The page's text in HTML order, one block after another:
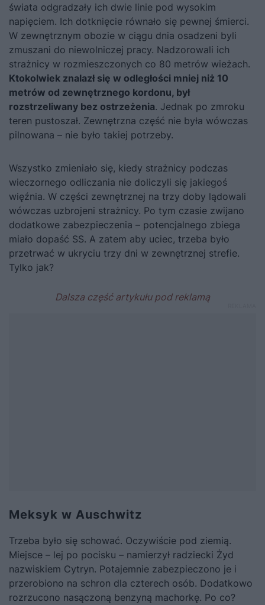
świata odgradzały ich dwie linie pod wysokim
napięciem. Ich dotknięcie równało się pewnej śmierci.
W zewnętrznym obozie w ciągu dnia osadzeni byli
zmuszani do niewolniczej pracy. Nadzorowali ich
strażnicy w rozmieszczonych co 80 metrów wieżach.
Ktokolwiek znalazł się w odległości mniej niż 10
metrów od zewnętrznego kordonu, był
rozstrzeliwany bez ostrzeżenia. Jednak po zmroku
teren pustoszał. Zewnętrzna część nie była wówczas
pilnowana – nie było takiej potrzeby.
Wszystko zmieniało się, kiedy strażnicy podczas
wieczornego odliczania nie doliczyli się jakiegoś
więźnia. W części zewnętrznej na trzy doby lądowali
wówczas uzbrojeni strażnicy. Po tym czasie zwijano
dodatkowe zabezpieczenia – potencjalnego zbiega
miało dopaść SS. A zatem aby uciec, trzeba było
przetrwać w ukryciu trzy dni w zewnętrznej strefie.
Tylko jak?
Meksyk w Auschwitz
Trzeba było się schować. Oczywiście pod ziemią.
Miejsce – lej po pocisku – namierzył radziecki Żyd
nazwiskiem Cytryn. Potajemnie zabezpieczono je i
przerobiono na schron dla czterech osób. Dodatkowo
rozrzucono nasączoną benzyną machorkę. Po co?